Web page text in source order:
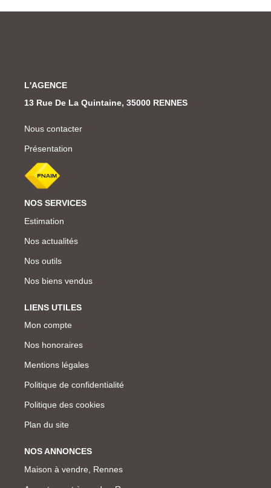
L'AGENCE
13 Rue De La Quintaine, 35000 RENNES
Nous contacter
Présentation
NOS SERVICES
Estimation
Nos actualités
Nos outils
Nos biens vendus
LIENS UTILES
Mon compte
Nos honoraires
Mentions légales
Politique de confidentialité
Politique des cookies
Plan du site
NOS ANNONCES
Maison à vendre, Rennes